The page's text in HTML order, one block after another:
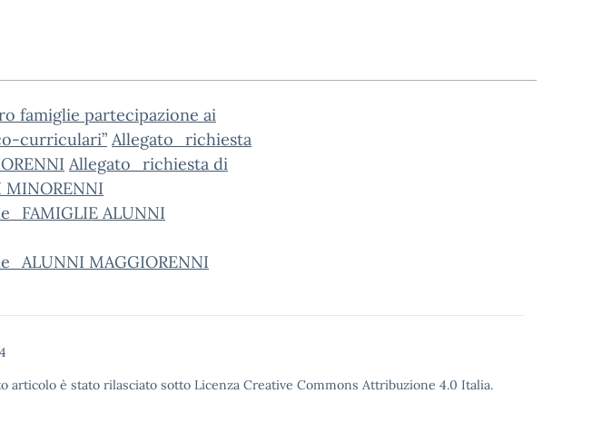
famiglie partecipazione ai
curriculari” Allegato_richiesta
Allegato_richiesta di
ALUNNI
MAGGIORENNI
articolo è stato rilasciato sotto Licenza Creative Commons Attribuzione 4.0 Italia.